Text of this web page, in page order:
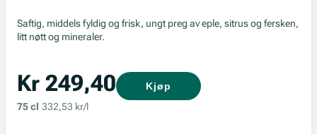
Saftig, middels fyldig og frisk, ungt preg av eple, sitrus og fersken,
litt nøtt og mineraler.
Kr 249,40
75 cl 332,53 kr/l
Kjøp